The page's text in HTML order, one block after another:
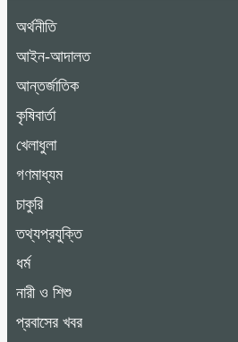
অর্থনীতি
আইন-আদালত
আন্তর্জাতিক
কৃষিবার্তা
খেলাধুলা
গণমাধ্যম
চাকুরি
তথ্যপ্রযুক্তি
ধর্ম
নারী ও শিশু
প্রবাসের খবর